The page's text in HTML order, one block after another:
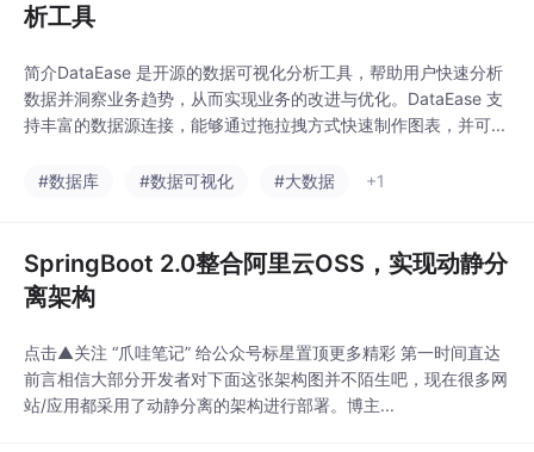
析工具
简介DataEase 是开源的数据可视化分析工具，帮助用户快速分析
数据并洞察业务趋势，从而实现业务的改进与优化。DataEase 支
持丰富的数据源连接，能够通过拖拉拽方式快速制作图表，并可...
#数据库 #数据可视化 #大数据 +1
SpringBoot 2.0整合阿里云OSS，实现动静分
离架构
点击▲关注 “爪哇笔记” 给公众号标星置顶更多精彩 第一时间直达
前言相信大部分开发者对下面这张架构图并不陌生吧，现在很多网
站/应用都采用了动静分离的架构进行部署。博主...